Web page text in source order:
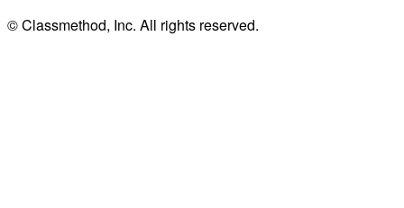
© Classmethod, Inc. All rights reserved.